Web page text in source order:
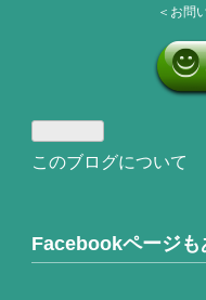
＜お問
このブログについて
Facebookページも